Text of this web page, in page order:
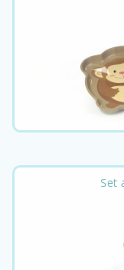
Set